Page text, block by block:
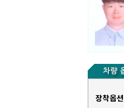
장착옵션